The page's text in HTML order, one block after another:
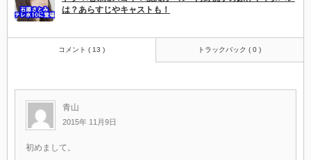
は？あらすじやキャストも！
コメント ( 13 ) トラックバック ( 0 )
青山
2015年 11月9日
初めまして。